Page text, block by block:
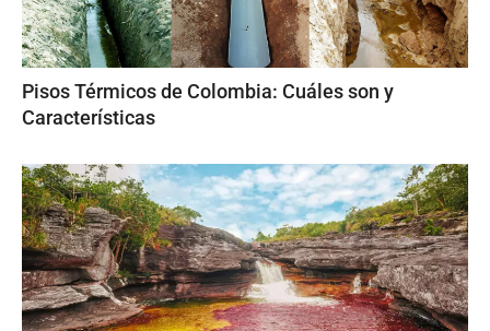
Pisos Térmicos de Colombia: Cuáles son y
Características